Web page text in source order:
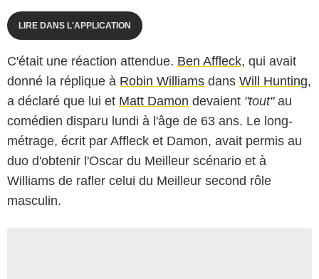
LIRE DANS L'APPLICATION
C'était une réaction attendue. Ben Affleck, qui avait
donné la réplique à Robin Williams dans Will Hunting,
a déclaré que lui et Matt Damon devaient "tout"au
comédien disparu lundi à l'âge de 63 ans. Le long-
métrage, écrit par Affleck et Damon, avait permis au
duo d'obtenir l'Oscar du Meilleur scénario et à
Williams de rafler celui du Meilleur second rôle
masculin.